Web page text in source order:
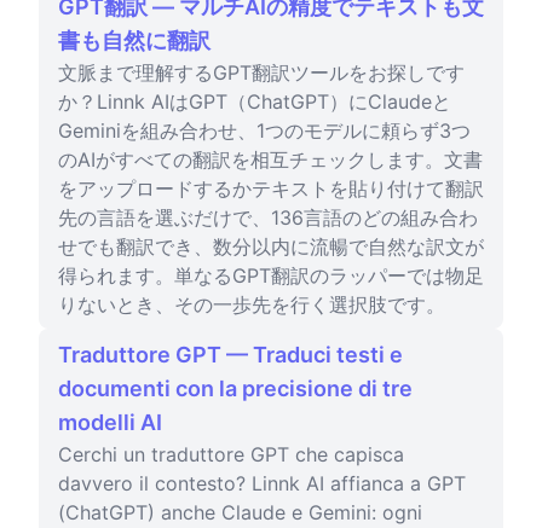
GPT翻訳 — マルチAIの精度でテキストも文
書も自然に翻訳
文脈まで理解するGPT翻訳ツールをお探しです
か？Linnk AIはGPT（ChatGPT）にClaudeと
Geminiを組み合わせ、1つのモデルに頼らず3つ
のAIがすべての翻訳を相互チェックします。文書
をアップロードするかテキストを貼り付けて翻訳
先の言語を選ぶだけで、136言語のどの組み合わ
せでも翻訳でき、数分以内に流暢で自然な訳文が
得られます。単なるGPT翻訳のラッパーでは物足
りないとき、その一歩先を行く選択肢です。
Traduttore GPT — Traduci testi e
documenti con la precisione di tre
modelli AI
Cerchi un traduttore GPT che capisca
davvero il contesto? Linnk AI affianca a GPT
(ChatGPT) anche Claude e Gemini: ogni